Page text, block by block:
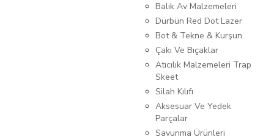
Balık Av Malzemeleri
Dürbün Red Dot Lazer
Bot & Tekne & Kurşun
Çakı Ve Bıçaklar
Atıcılık Malzemeleri Trap
Skeet
Silah Kılıfı
Aksesuar Ve Yedek
Parçalar
Savunma Ürünleri